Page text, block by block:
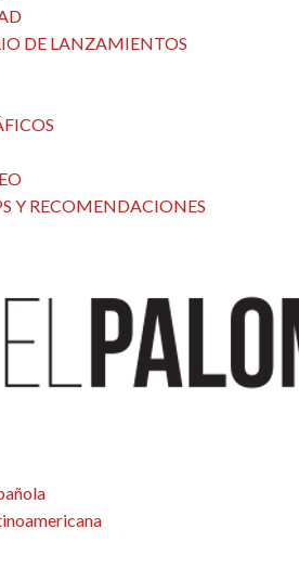
DE LANZAMIENTOS
Y RECOMENDACIONES
de cine española y latinoamericana